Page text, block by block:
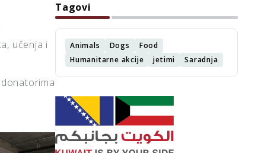
učenja i
Tagovi
Animals Dogs
Food
Humanitarne akcije
jetimi Saradnja